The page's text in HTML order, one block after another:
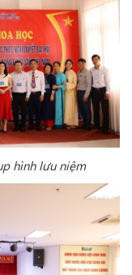
hình lưu niệm